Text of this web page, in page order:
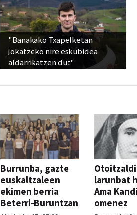
"Banakako Txapelketan
jokatzeko nire eskubidea
aldarrikatzen dut"
Burrunba, gazte
euskaltzaleen
ekimen berria
Beterri-Buruntzan
larunbat
Ama
omenez